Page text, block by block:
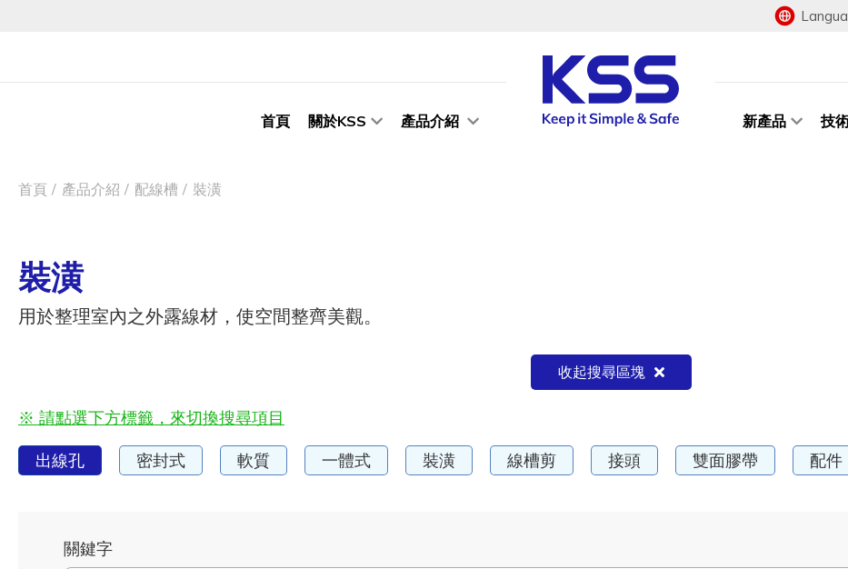
首頁 關於KSS 產品介紹 新產品 技
首頁 產品介紹 配線槽 裝潢
裝潢
用於整理室內之外露線材，使空間整齊美觀。
收起搜尋區塊
※ 請點選下方標籤，來切換搜尋項目
出線孔 密封式 軟質 一體式 裝潢 線槽剪 接頭 雙面膠帶 配件
關鍵字